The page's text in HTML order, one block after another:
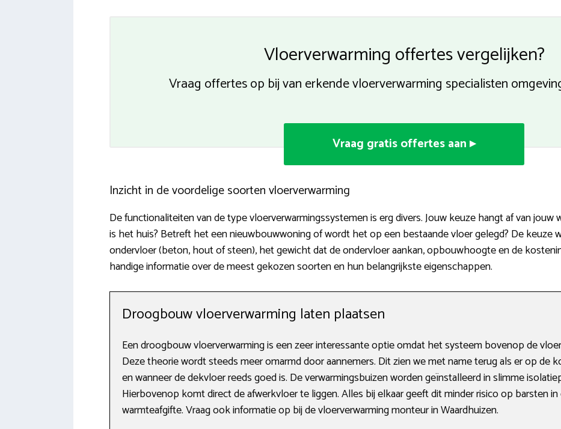
Vloerverwarming offertes vergelijken?
Vraag offertes op bij van erkende vloerverwarming specialisten
Vraag gratis offertes aan ▸
Inzicht in de voordelige soorten vloerverwarming
De functionaliteiten van de type vloerverwarmingssystemen is erg divers. Jouw keuze hangt af van
is het huis? Betreft het een nieuwbouwwoning of wordt het op een bestaande vloer gelegd? De
ondervloer (beton, hout of steen), het gewicht dat de ondervloer aankan, opbouwhoogte en de
handige informatie over de meest gekozen soorten en hun belangrijkste eigenschappen.
Droogbouw vloerverwarming laten plaatsen
Een droogbouw vloerverwarming is een zeer interessante optie omdat het systeem bovenop de
Deze theorie wordt steeds meer omarmd door aannemers. Dit zien we met name terug als er op de
en wanneer de dekvloer reeds goed is. De verwarmingsbuizen worden geïnstalleerd in slimme
Hierbovenop komt direct de afwerkvloer te liggen. Alles bij elkaar geeft dit minder risico op barsten
warmteafgifte. Vraag ook informatie op bij de vloerverwarming monteur in Waardhuizen.